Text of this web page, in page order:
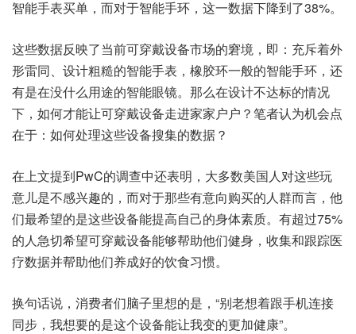
智能手表买单，而对于智能手环，这一数据下降到了38%。
这些数据反映了当前可穿戴设备市场的窘境，即：充斥着外
形雷同、设计粗糙的智能手表，橡胶环一般的智能手环，还
有是在没什么用途的智能眼镜。那么在设计不达标的情况
下，如何才能让可穿戴设备走进家家户户？笔者认为机会点
在于：如何处理这些设备搜集的数据？
在上文提到PwC的调查中还表明，大多数美国人对这些玩
意儿是不感兴趣的，而对于那些有意向购买的人群而言，他
们最希望的是这些设备能提高自己的身体素质。有超过75%
的人急切希望可穿戴设备能够帮助他们健身，收集和跟踪医
疗数据并帮助他们养成好的饮食习惯。
换句话说，消费者们脑子里想的是，“别老想着跟手机连接
同步，我想要的是这个设备能让我变的更加健康”。